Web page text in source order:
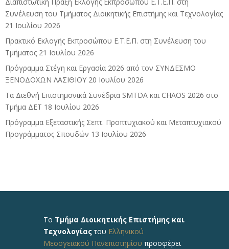
Συνέλευση του Τμήματος Διοικητικής Επιστήμης και Τεχνολογίας
21 Ιουλίου 2026
Πρακτικό Εκλογής Εκπροσώπου Ε.Τ.Ε.Π. στη Συνέλευση του
Τμήματος 21 Ιουλίου 2026
Πρόγραμμα Στέγη και Εργασία 2026 από τον ΣΥΝΔΕΣΜΟ
ΞΕΝΟΔΟΧΩΝ ΛΑΣΙΘΙΟΥ 20 Ιουλίου 2026
Τα Διεθνή Επιστημονικά Συνέδρια SMTDA και CHAOS 2026 στο
Τμήμα ΔΕΤ 18 Ιουλίου 2026
Πρόγραμμα Εξεταστικής Σεπτ. Προπτυχιακού και Μεταπτυχιακού
Προγράμματος Σπουδών 13 Ιουλίου 2026
Το Τμήμα Διοικητικής Επιστήμης και
Τεχνολογίαςτου Ελληνικού
Μεσογειακού Πανεπιστημίου προσφέρει